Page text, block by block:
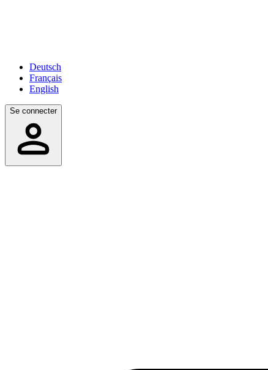
Deutsch
Français
English
Se connecter